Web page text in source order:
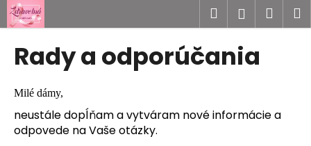
Prejsť
obsah
Hľadať
Rady a odporúčania
Milé dámy,
neustále dopĺňam a vytváram nové informácie a
odpovede na Vaše otázky.
K
o
o
p
o